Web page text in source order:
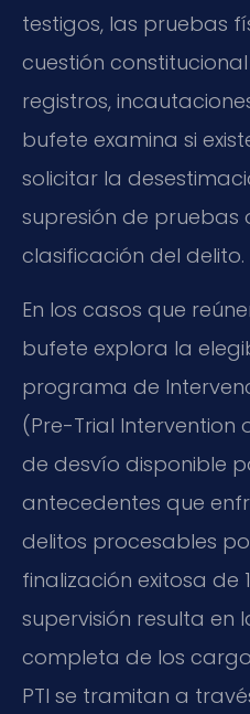
testigos, las pruebas
cuestión
registros,
bufete examina si
solicitar la
supresión de pruebas
clasificación del delito.
En los casos que
bufete explora la
programa de
(Pre-Trial Intervention
de desvío disponible
antecedentes que
delitos procesables
finalización exitosa de
supervisión resulta en
completa de los
PTI se tramitan a